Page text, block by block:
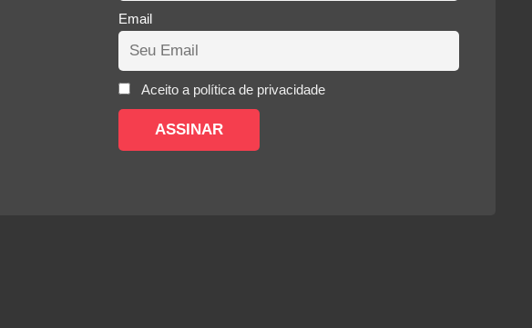
Email
Aceito a política de privacidade